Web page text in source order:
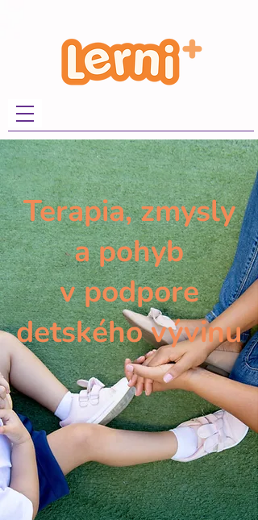
Terapia, zmysly
a pohyb
v podpore
detského vývinu